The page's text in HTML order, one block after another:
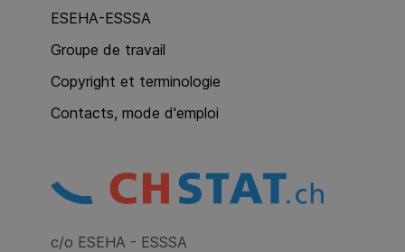
ESEHA-ESSSA
Groupe de travail
Copyright et terminologie
Contacts, mode d'emploi
c/o ESEHA - ESSSA